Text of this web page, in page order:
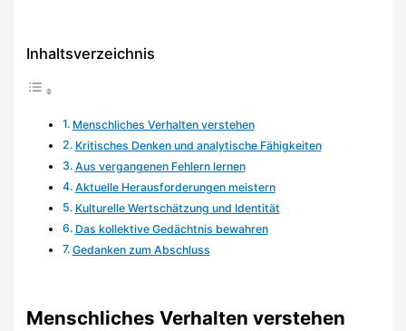
Inhaltsverzeichnis
Menschliches Verhalten verstehen
Kritisches Denken und analytische Fähigkeiten
Aus vergangenen Fehlern lernen
Aktuelle Herausforderungen meistern
Kulturelle Wertschätzung und Identität
Das kollektive Gedächtnis bewahren
Gedanken zum Abschluss
Menschliches Verhalten verstehen